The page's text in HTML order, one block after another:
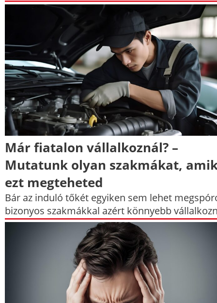
Már fiatalon vállalkoznál? –
Mutatunk olyan szakmákat,
ezt megteheted
Bár az induló tőkét egyiken sem lehet
bizonyos szakmákkal azért könnyebb